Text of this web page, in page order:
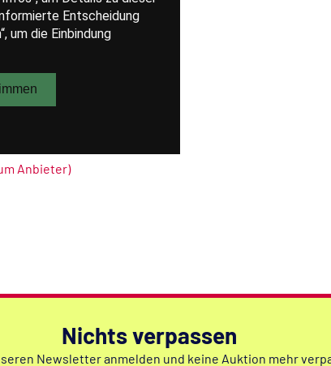
Anbieter)
Nichts verpassen
Newsletter anmelden und keine Auktion mehr